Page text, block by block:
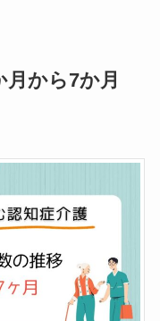
から7か月